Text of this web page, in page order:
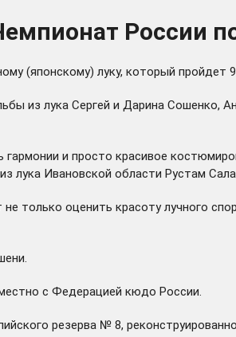
России
(японскому) луку, который пройдет
из лука Сергей и Дарина Сошенко,
и просто красивое
лука Ивановской области Рустам
только оценить красоту лучного
с Федерацией кюдо России.
резерва № 8,